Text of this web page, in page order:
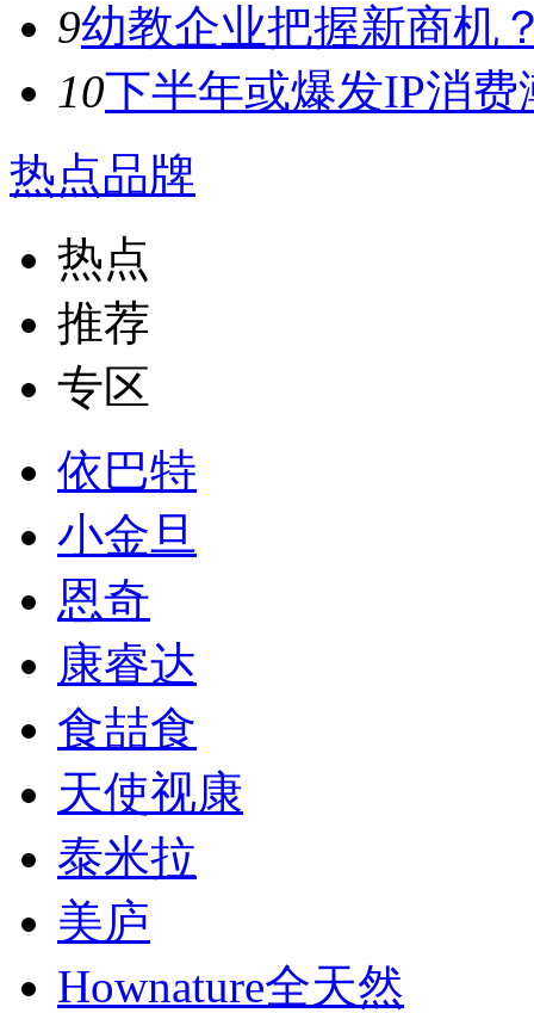
9幼教企业把握新商机
10下半年或爆发IP消
热点品牌
热点
推荐
专区
依巴特
小金旦
恩奇
康睿达
食喆食
天使视康
泰米拉
美庐
Hownature全天然